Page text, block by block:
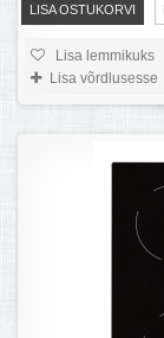
LISA OSTUKORVI
Lisa lemmikuks
Lisa võrdlusesse